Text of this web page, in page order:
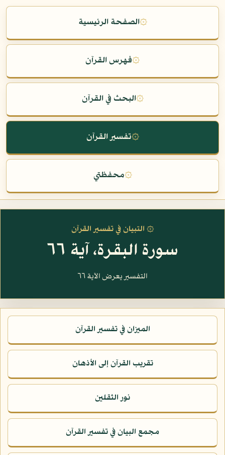
۞الصفحة الرئيسية
۞فهرس القرآن
۞البحث في القرآن
۞تفسير القرآن
۞محفظتي
۞ التبيان في تفسير القرآن
سورة البقرة، آية ٦٦
التفسير يعرض الآية ٦٦
الميزان في تفسير القرآن
تقريب القرآن إلى الأذهان
نور الثقلين
مجمع البيان في تفسير القرآن